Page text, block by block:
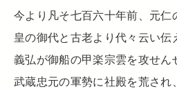
今より凡そ七百六十年前、元仁
皇の御代と古老より代々云い伝
義弘が御船の甲楽宗雲を攻せん
武蔵忠元の軍勢に社殿を荒され